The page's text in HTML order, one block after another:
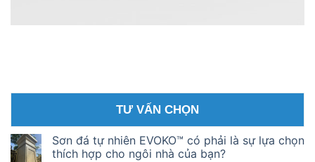
TƯ VẤN CHỌN
Sơn đá tự nhiên EVOKO™ có phải là sự lựa chọn
thích hợp cho ngôi nhà của bạn?